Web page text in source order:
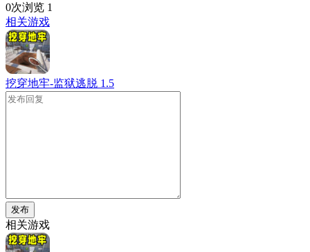
0次浏览 1
相关游戏
挖穿地牢-监狱逃脱 1.5
发布
相关游戏